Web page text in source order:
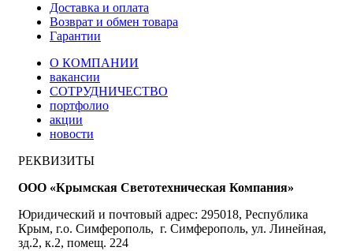
Доставка и оплата
Возврат и обмен товара
Гарантии
О КОМПАНИИ
вакансии
СОТРУДНИЧЕСТВО
портфолио
акции
новости
РЕКВИЗИТЫ
ООО «Крымская Светотехническая Компания»
Юридический и почтовый адрес: 295018, Республика
Крым, г.о. Симферополь, г. Симферополь, ул. Линейная,
зд.2, к.2, помещ. 224